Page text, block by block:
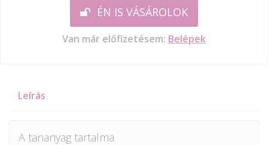
ÉN IS VÁSÁROLOK
Van már előfizetésem: Belépek
Leírás
A tananyag tartalma